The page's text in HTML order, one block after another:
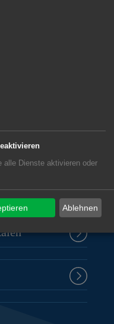
alle Dienste aktivieren oder
Ablehnen